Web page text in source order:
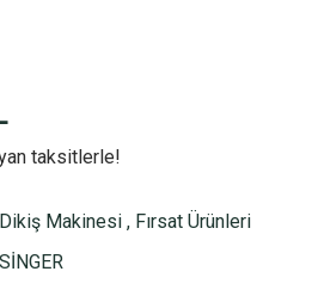
taksitlerle!
Dikiş Makinesi , Fırsat Ürünleri
SİNGER